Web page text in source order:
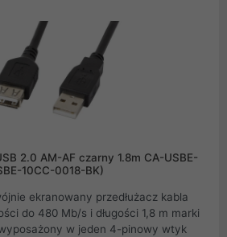
2.0 AM-AF czarny 1.8m CA-USBE-
10CC-0018-BK)
ekranowany przedłużacz kabla
do 480 Mb/s i długości 1,8 m marki
w jeden 4-pinowy wtyk